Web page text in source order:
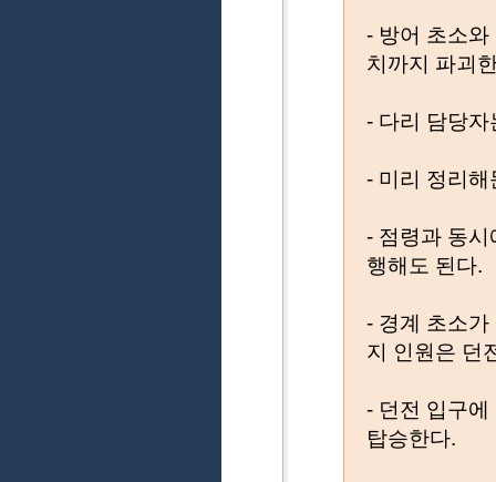
- 방어 초소
치까지 파괴
- 다리 담당
- 미리 정리
- 점령과 동
행해도 된다.
- 경계 초소
지 인원은 던
- 던전 입구
탑승한다.